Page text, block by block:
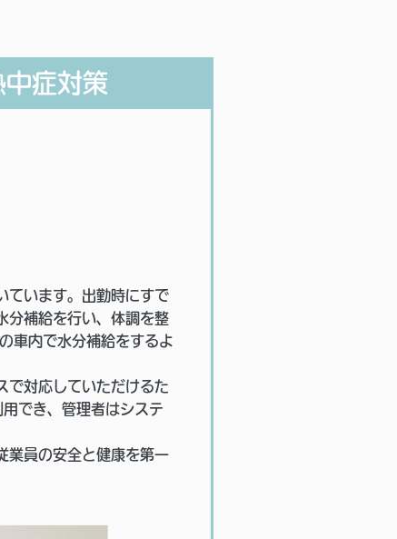
症対策
ています。出勤時にすで
分補給を行い、体調を整
車内で水分補給をするよ
で対応していただけるた
でき、管理者はシステ
業員の安全と健康を第一